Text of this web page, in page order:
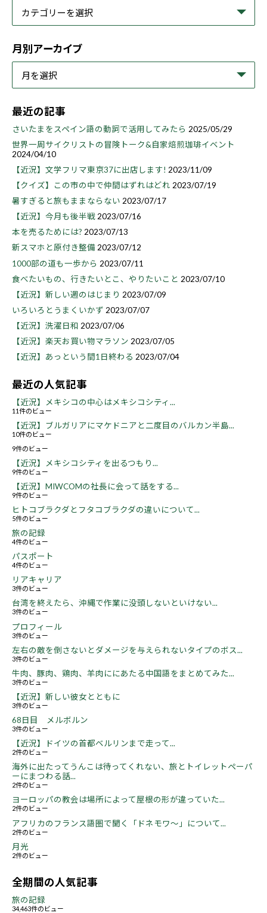
月別アーカイブ
最近の記事
さいたまをスペイン語の動詞で活用してみたら 2025/05/29
世界一周サイクリストの冒険トーク&自家焙煎珈琲イベント
2024/04/10
【近況】文学フリマ東京37に出店します! 2023/11/09
【クイズ】この市の中で仲間はずれはどれ 2023/07/19
暑すぎると旅もままならない 2023/07/17
【近況】今月も後半戦 2023/07/16
本を売るためには? 2023/07/13
新スマホと原付き整備2023/07/12
1000部の道も一歩から 2023/07/11
食べたいもの、行きたいとこ、やりたいこと 2023/07/10
【近況】新しい週のはじまり 2023/07/09
いろいろとうまくいかず 2023/07/07
【近況】洗濯日和 2023/07/06
【近況】楽天お買い物マラソン 2023/07/05
【近況】あっという間1日終わる 2023/07/04
最近の人気記事
【近況】メキシコの中心はメキシコシティ...
11件のビュー
【近況】ブルガリアにマケドニアと二度目のバルカン半島...
10件のビュー
9件のビュー
【近況】メキシコシティを出るつもり...
9件のビュー
【近況】MIWCOMの社長に会って話をする...
9件のビュー
ヒトコブラクダとフタコブラクダの違いについて...
5件のビュー
旅の記録
4件のビュー
パスポート
4件のビュー
リアキャリア
3件のビュー
台湾を終えたら、沖縄で作業に没頭しないといけない...
3件のビュー
プロフィール
3件のビュー
左右の敵を倒さないとダメージを与えられないタイプのボス...
3件のビュー
牛肉、豚肉、鶏肉、羊肉ににあたる中国語をまとめてみた...
3件のビュー
【近況】新しい彼女とともに
3件のビュー
68日目 メルボルン
3件のビュー
【近況】ドイツの首都ベルリンまで走って...
2件のビュー
海外に出たってうんこは待ってくれない、旅とトイレットペーパ
ーにまつわる話...
2件のビュー
ヨーロッパの教会は場所によって屋根の形が違っていた...
2件のビュー
アフリカのフランス語圏で聞く「ドネモワ～」について...
2件のビュー
月光
2件のビュー
全期間の人気記事
旅の記録
34,463件のビュー